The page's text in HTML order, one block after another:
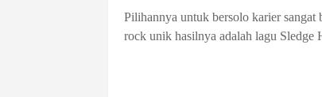
Pilihannya untuk bersolo karier sangat
rock unik hasilnya adalah lagu Sledge